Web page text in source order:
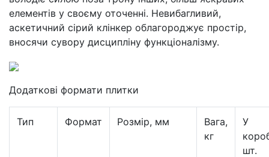
елементів у своєму оточенні. Невибагливий,
аскетичний сірий клінкер облагороджує простір,
вносячи сувору дисципліну функціоналізму.
Додаткові формати плитки
Тип Формат Розмір, мм
Вага,
кг
У
шт.